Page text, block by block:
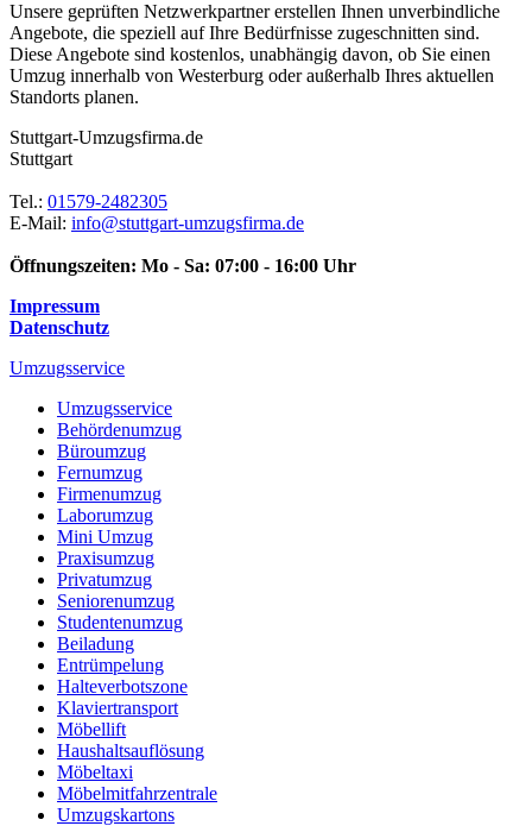
Unsere geprüften Netzwerkpartner erstellen Ihnen unverbindliche
Angebote, die speziell auf Ihre Bedürfnisse zugeschnitten sind.
Diese Angebote sind kostenlos, unabhängig davon, ob Sie einen
Umzug innerhalb von Westerburg oder außerhalb Ihres aktuellen
Standorts planen.
Stuttgart-Umzugsfirma.de
Stuttgart
Tel.: 01579-2482305
E-Mail: info@stuttgart-umzugsfirma.de
Öffnungszeiten: Mo - Sa: 07:00 - 16:00 Uhr
Impressum
Datenschutz
Umzugsservice
Umzugsservice
Behördenumzug
Büroumzug
Fernumzug
Firmenumzug
Laborumzug
Mini Umzug
Praxisumzug
Privatumzug
Seniorenumzug
Studentenumzug
Beiladung
Entrümpelung
Halteverbotszone
Klaviertransport
Möbellift
Haushaltsauflösung
Möbeltaxi
Möbelmitfahrzentrale
Umzugskartons